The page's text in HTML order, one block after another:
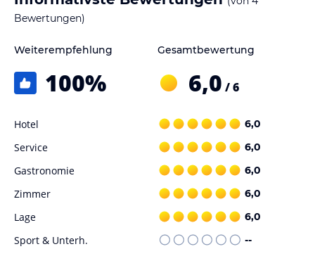
Bewertungen)
Weiterempfehlung
100%
Gesamtbewertung
6,0 / 6
Hotel 6,0
Service 6,0
Gastronomie 6,0
Zimmer 6,0
Lage 6,0
Sport & Unterh. --